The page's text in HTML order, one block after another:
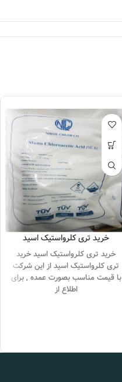
خرید تری کلرواستیک اسید
خرید تری کلرواستیک اسید خرید
تری کلرواستیک اسید از این شرکت
با قیمت مناسب بصورت عمده , برای
اطلاع از